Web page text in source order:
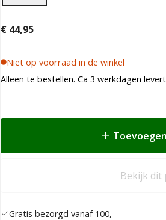
€ 44,95
Niet op voorraad in de winkel
Alleen te bestellen. Ca 3 werkdagen
Bekijk dit
Gratis bezorgd vanaf 100,-